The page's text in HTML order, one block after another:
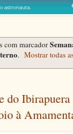
com marcador
. Mostrar todas
do Ibirapuera
à